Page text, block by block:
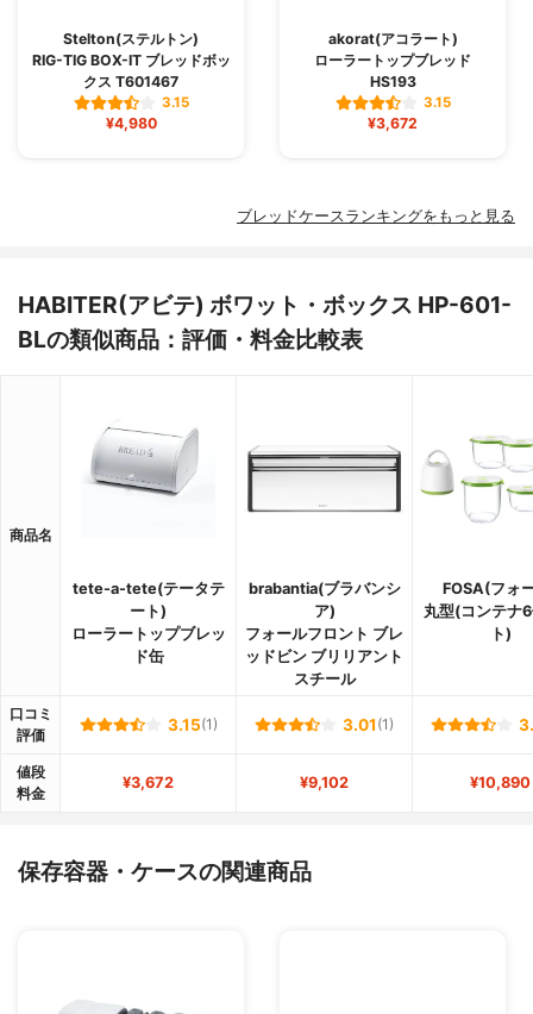
Stelton(ステルトン)
RIG-TIG BOX-IT ブレッドボッ
クス T601467
3.15
¥4,980
akorat(アコラート)
ローラートップブレッド
HS193
3.15
¥3,672
ブレッドケースランキングをもっと見る
HABITER(アビテ) ボワット・ボックス HP-601-
BLの類似商品：評価・料金比較表
商品名
tete-a-tete(テータテ
ート)
ローラートップブレッ
ド缶
brabantia(ブラバンシ
ア)
フォールフロント ブレ
ッドビン ブリリアント
スチール
FOSA(フォ
丸型(コンテナ
ト)
口コミ
評価
3.15(1) 3.01 (1)
値段
料金
¥3,672 ¥9,102 ¥10,890
保存容器・ケースの関連商品